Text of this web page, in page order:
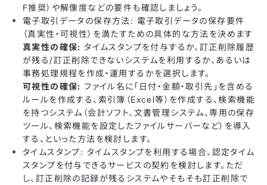
F推奨）や解像度などの要件も確認しましょう。
電子取引データの保存方法: 電子取引データの保存要件
（真実性・可視性）を満たすための具体的な方法を決めます
真実性の確保: タイムスタンプを付与するか、訂正削除履歴
が残る/訂正削除できないシステムを利用するか、あるいは
事務処理規程を作成・運用するかを選択します。
可視性の確保: ファイル名に「日付・金額・取引先」を含める
ルールを作成する、索引簿（Excel等）を作成する、検索機能
を持つシステム（会計ソフト、文書管理システム、専用の保存
ツール、検索機能を設定したファイルサーバーなど）を導入
する、といった方法を検討します。
タイムスタンプ: タイムスタンプを利用する場合、認定タイム
スタンプを付与できるサービスの契約を検討します。ただ
し、訂正削除の記録が残るシステムやそもそも訂正削除で